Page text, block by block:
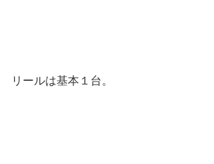
リールは基本１台。